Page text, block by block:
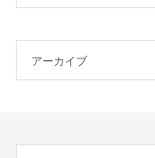
アーカイブ